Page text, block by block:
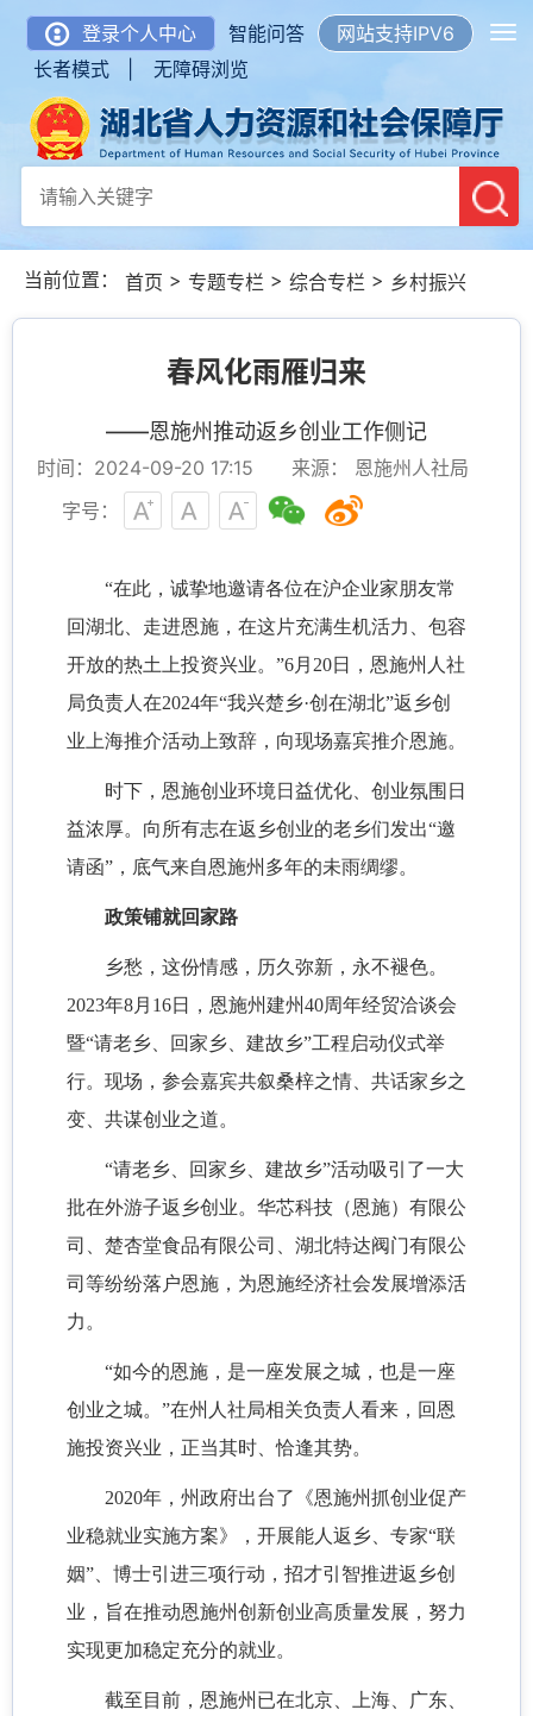
登录个人中心 智能问答
网站支持IPV6
长者模式 |
无障碍浏览
当前位置： 首页 > 专题专栏 > 综合专栏 > 乡村振兴
春风化雨雁归来
——恩施州推动返乡创业工作侧记
时间：2024-09-20 17:15
来源： 恩施州人社局
字号：
“在此，诚挚地邀请各位在沪企业家朋友常
回湖北、走进恩施，在这片充满生机活力、包容
开放的热土上投资兴业。”6月20日， 恩施州人社
局负责人在2024年“我兴楚乡·创在湖北”返乡创
业上海推介活动上致辞，向现场嘉宾推介恩施。
时下，恩施创业环境日益优化、创业氛围日
益浓厚。向所有志在返乡创业的老乡们发出“邀
请函”，底气来自恩施州多年的未雨绸缪。
政策铺就回家路
乡愁，这份情感，历久弥新，永不褪色。
2023年8月16日，恩施州建州40周年经贸洽谈会
暨“请老乡、回家乡、建故乡”工程启动仪式举
行。现场，参会嘉宾共叙桑梓之情、共话家乡之
变、共谋创业之道。
“请老乡、回家乡、建故乡”活动吸引了一大
批在外游子返乡创业。华芯科技（恩施）有限公
司、楚杏堂食品有限公司、湖北特达阀门有限公
司等纷纷落户恩施，为恩施经济社会发展增添活
力。
“如今的恩施，是一座发展之城，也是一座
创业之城。”在州人社局相关负责人看来，回恩
施投资兴业，正当其时、恰逢其势。
2020年，州政府出台了《恩施州抓创业促产
业稳就业实施方案》，开展能人返乡、专家“联
姻”、博士引进三项行动，招才引智推进返乡创
业，旨在推动恩施州创新创业高质量发展，努力
实现更加稳定充分的就业。
截至目前，恩施州已在北京、上海、广东、